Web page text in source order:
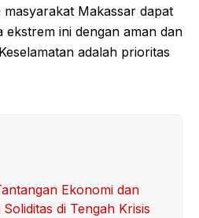
Makassar dapat
ekstrem ini dengan aman dan
adalah prioritas
Ekonomi dan
di Tengah Krisis